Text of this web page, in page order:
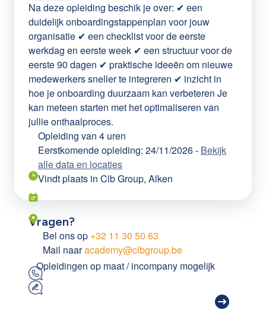
Na deze opleiding beschik je over: ✔ een
duidelijk onboardingstappenplan voor jouw
organisatie ✔ een checklist voor de eerste
werkdag en eerste week ✔ een structuur voor de
eerste 90 dagen ✔ praktische ideeën om nieuwe
medewerkers sneller te integreren ✔ inzicht in
hoe je onboarding duurzaam kan verbeteren Je
kan meteen starten met het optimaliseren van
jullie onthaalproces.
Opleiding van 4 uren
Eerstkomende opleiding: 24/11/2026- Bekijk
alle data en locaties
Vindt plaats in Clb Group, Alken
Vragen?
Bel ons op +32 11 30 50 63
Mail naaracademy@clbgroup.be
Opleidingen op maat / incompany mogelijk